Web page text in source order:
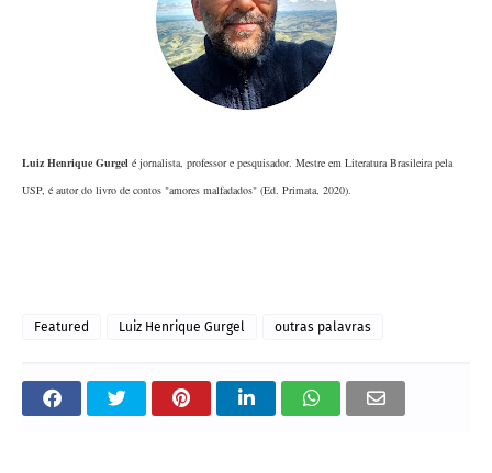
Luiz Henrique Gurgel é jornalista, professor e pesquisador. Mestre em Literatura Brasileira pela
USP, é autor do livro de contos "amores malfadados" (Ed. Primata, 2020).
Featured Luiz Henrique Gurgel outras palavras